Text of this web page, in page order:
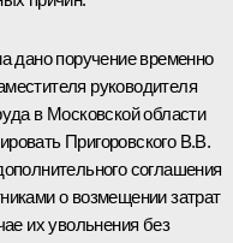
дано поручение временно
руководителя
в Московской области
Пригоровского В.В.
соглашения
о возмещении затрат
их увольнения без